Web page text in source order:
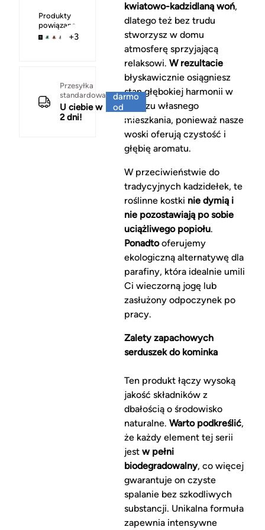
Produkty
powiązane
+3
Przesyłka
standardowa
U ciebie w
2 dni!
darmo
od
150 zł
kwiatowo-kadzidlaną woń,
dlatego też bez trudu
stworzysz w domu
atmosferę sprzyjającą
relaksowi. W rezultacie
błyskawicznie osiągniesz
stan głębokiej harmonii w
zaciszu własnego
mieszkania, ponieważ nasze
woski oferują czystość i
głębię aromatu.
W przeciwieństwie do
tradycyjnych kadzidełek, te
roślinne kostki nie dymią i
nie pozostawiają po sobie
uciążliwego popiołu.
Ponadtooferujemy
ekologiczną alternatywę dla
parafiny, która idealnie umili
Ci wieczorną jogę lub
zasłużony odpoczynek po
pracy.
Zalety zapachowych
serduszek do kominka
Ten produkt łączy wysoką
jakość składników z
dbałością o środowisko
naturalne. Warto podkreślić,
że każdy element tej serii
jest w pełni
biodegradowalny, co więcej
gwarantuje on czyste
spalanie bez szkodliwych
substancji. Unikalna formuła
zapewnia intensywne